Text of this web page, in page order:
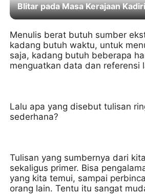
Blitar pada Masa Kerajaan
Menulis berat butuh sumber
kadang butuh waktu, untuk
saja, kadang butuh beberapa
menguatkan data dan referensi
Lalu apa yang disebut tulisan
sederhana?
Tulisan yang sumbernya dari
sekaligus primer. Bisa
yang kita temui, sampai
orang lain. Tentu itu sangat